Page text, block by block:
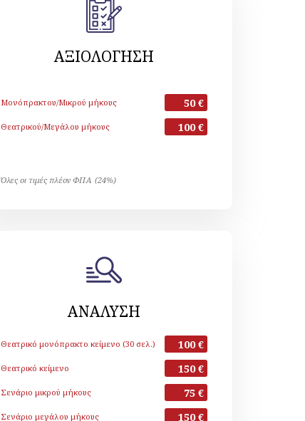
ΑΞΙΟΛΟΓΗΣΗ
Μονόπρακτου/Μικρού μήκους 50 €
Θεατρικού/Μεγάλου μήκους 100 €
Όλες οι τιμές πλέον ΦΠΑ (24%)
ΑΝΑΛΥΣΗ
Θεατρικό μονόπρακτο κείμενο (30 σελ.) 100 €
Θεατρικό κείμενο 150 €
Σενάριο μικρού μήκους 75 €
Σενάριο μεγάλου μήκους 150 €